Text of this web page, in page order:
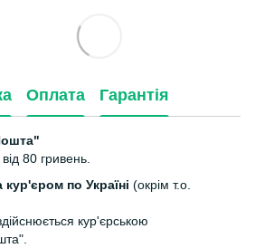
Оплата Гарантія
80 гривень.
по Україні (окрім т.о.
кур'єрською